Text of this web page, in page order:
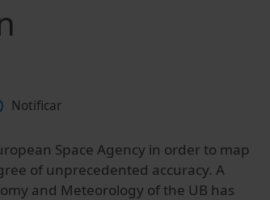
Notificar
Space Agency in order to map
of unprecedented accuracy. A
and Meteorology of the UB has